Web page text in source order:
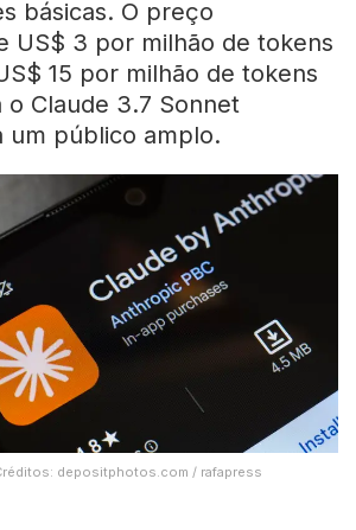
básicas. O preço
US$ 3 por milhão de tokens
15 por milhão de tokens
o Claude 3.7 Sonnet
um público amplo.
depositphotos.com / rafapress